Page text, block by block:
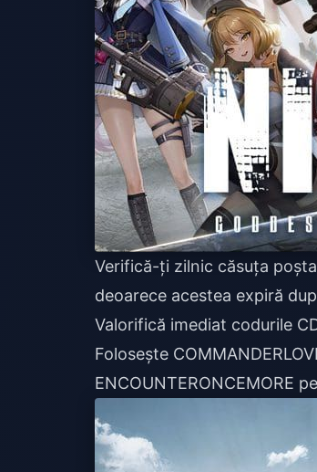
Verifică-ți zilnic căsuța
deoarece acestea expiră
Valorifică imediat codurile
Folosește
ENCOUNTERONCEMORE